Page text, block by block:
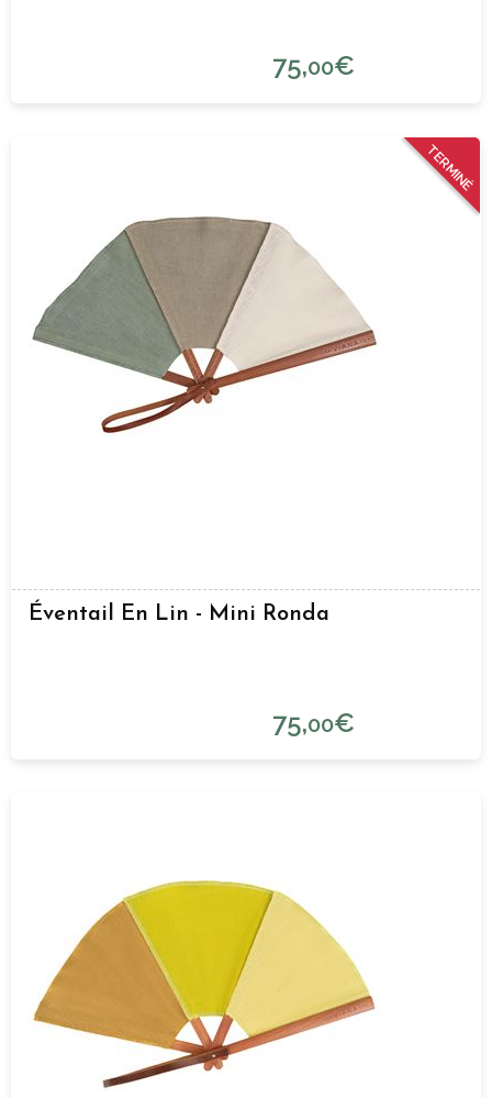
75,00€
TERMINÉ
Éventail En Lin - Mini Ronda
75,00€